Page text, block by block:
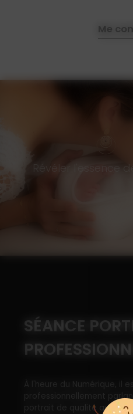
Me
Révéler l'essence
SÉANCE
À l'heure du Numérique, il
professionnellement
portrait de qualité qui